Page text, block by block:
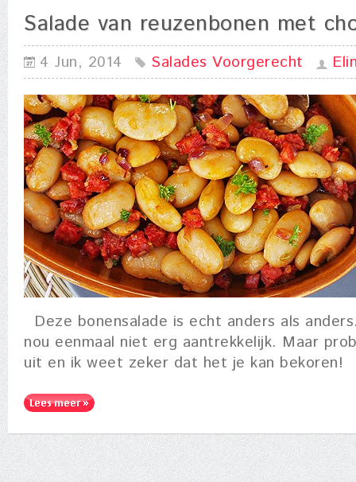
Salade van reuzenbonen met
4 Jun, 2014 Salades Voorgerecht
Deze bonensalade is echt anders als
nou eenmaal niet erg aantrekkelijk. Maar
uit en ik weet zeker dat het je kan bekoren!